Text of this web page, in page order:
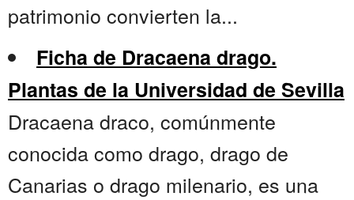
patrimonio convierten la...
Ficha de Dracaena drago.
Plantas de la Universidad de Sevilla
Dracaena draco, comúnmente
conocida como drago, drago de
Canarias o drago milenario, es una